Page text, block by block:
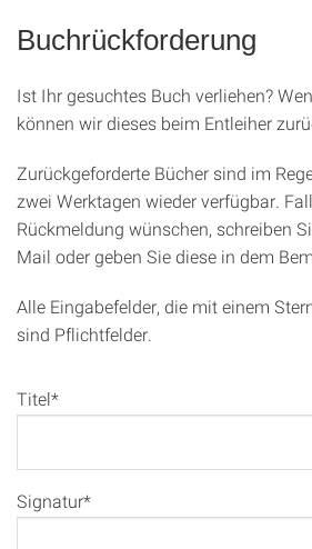
Buchrückforderung
Ist Ihr gesuchtes Buch verliehen?
können wir dieses beim Entleiher
Zurückgeforderte Bücher sind im
zwei Werktagen wieder verfügbar.
Rückmeldung wünschen, schreiben
Mail oder geben Sie diese in dem
Alle Eingabefelder, die mit einem
sind Pflichtfelder.
Titel*
Signatur*